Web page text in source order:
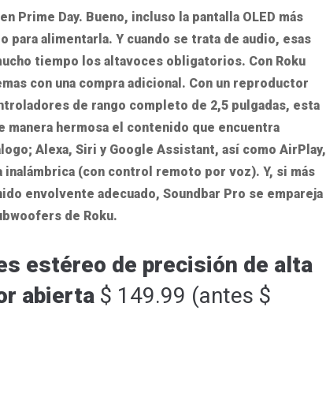
Prime Day. Bueno, incluso la pantalla OLED más
alimentarla. Y cuando se trata de audio, esas
tiempo los altavoces obligatorios. Con Roku
con una compra adicional. Con un reproductor
de rango completo de 2,5 pulgadas, esta
manera hermosa el contenido que encuentra
Alexa, Siri y Google Assistant, así como AirPlay,
(con control remoto por voz). Y, si más
envolvente adecuado, Soundbar Pro se empareja
de Roku.
estéreo de precisión de alta
abierta $ 149.99 (antes $